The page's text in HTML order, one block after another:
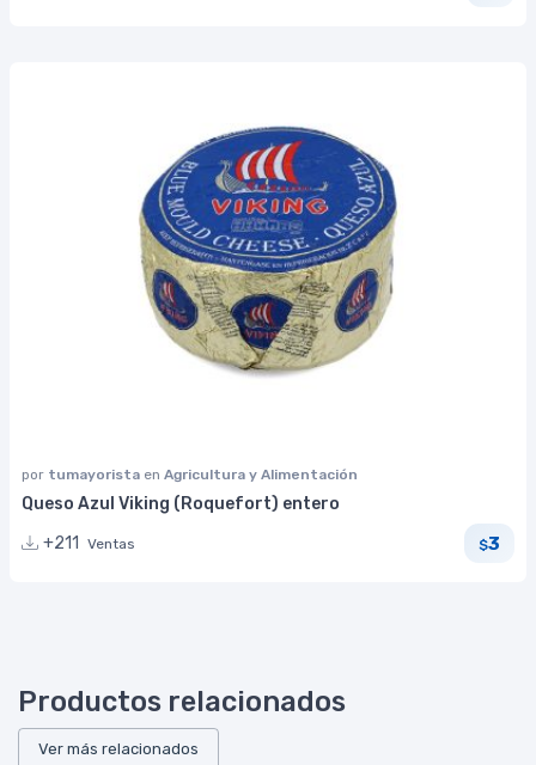
por tumayorista en Agricultura y Alimentación
Queso Azul Viking (Roquefort) entero
+211
Ventas $3
Productos relacionados
Ver más relacionados